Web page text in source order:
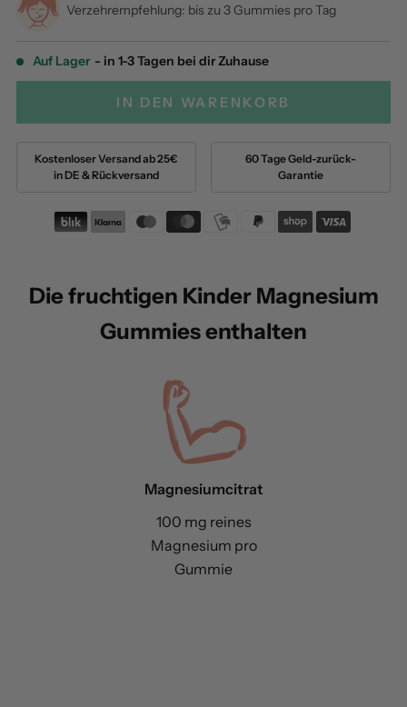
Verzehrempfehlung: bis zu 3 Gummies pro Tag
Auf Lager - in 1-3 Tagen bei dir Zuhause
IN DEN WARENKORB
Kostenloser Versand ab 25€
in DE & Rückversand
60 Tage Geld-zurück-
Garantie
Die fruchtigen Kinder Magnesium
Gummies enthalten
Magnesiumcitrat
100 mg reines
Magnesium pro
Gummie